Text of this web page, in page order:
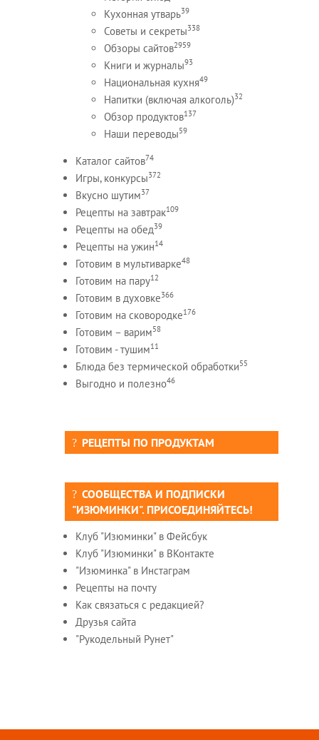
Кухонная утварь39
Советы и секреты338
Обзоры сайтов2959
Книги и журналы93
Национальная кухня49
Напитки (включая алкоголь)32
Обзор продуктов137
Наши переводы59
Каталог сайтов74
Игры, конкурсы372
Вкусно шутим37
Рецепты на завтрак109
Рецепты на обед39
Рецепты на ужин14
Готовим в мультиварке48
Готовим на пару12
Готовим в духовке366
Готовим на сковородке176
Готовим – варим58
Готовим - тушим11
Блюда без термической обработки55
Выгодно и полезно46
РЕЦЕПТЫ ПО ПРОДУКТАМ
СООБЩЕСТВА И ПОДПИСКИ
"ИЗЮМИНКИ". ПРИСОЕДИНЯЙТЕСЬ!
Клуб "Изюминки" в Фейсбук
Клуб "Изюминки" в ВКонтакте
"Изюминка" в Инстаграм
Рецепты на почту
Как связаться с редакцией?
Друзья сайта
"Рукодельный Рунет"